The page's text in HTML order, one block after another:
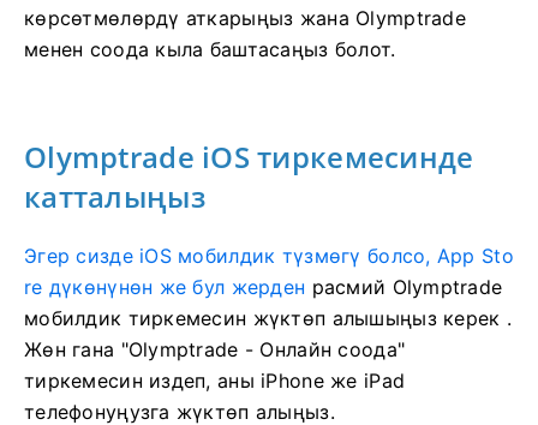
көрсөтмөлөрдү аткарыңыз жана Olymptrade
менен соода кыла баштасаңыз болот.
Olymptrade iOS тиркемесинде
катталыңыз
Эгер сизде iOS мобилдик түзмөгү болсо, App Sto
re дүкөнүнөн же бул жерден расмий Olymptrade
мобилдик тиркемесин жүктөп алышыңыз керек .
Жөн гана "Olymptrade - Онлайн соода"
тиркемесин издеп, аны iPhone же iPad
телефонуңузга жүктөп алыңыз.